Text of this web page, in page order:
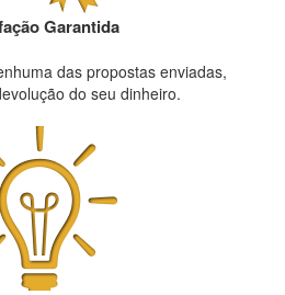
Garantida
das propostas enviadas,
do seu dinheiro.